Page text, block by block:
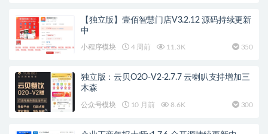
【独立版】壹佰智慧门店V3.2.12 源码持续更新
中
小程序模块 4 周前 11.3K 350
独立版：云贝O2O-V2-2.7.7 云喇叭支持增加三
木森
公众号模块 10 月前 8.6K 300